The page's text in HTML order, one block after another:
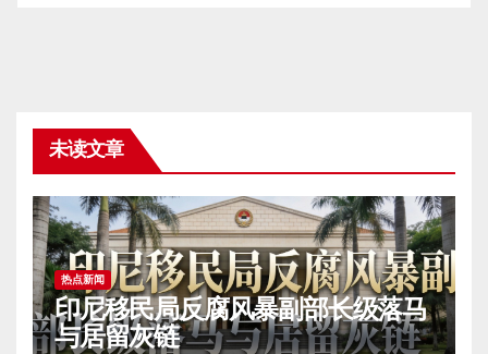
未读文章
热点新闻
印尼移民局反腐风暴副部长级落马
与居留灰链